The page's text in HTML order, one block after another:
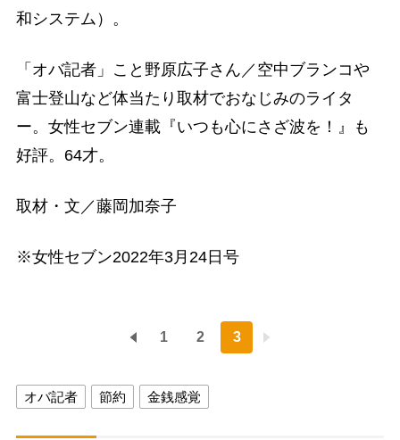
和システム）。
「オバ記者」こと野原広子さん／空中ブランコや
富士登山など体当たり取材でおなじみのライタ
ー。女性セブン連載『いつも心にさざ波を！』も
好評。64才。
取材・文／藤岡加奈子
※女性セブン2022年3月24日号
1 2 3
オバ記者 節約 金銭感覚